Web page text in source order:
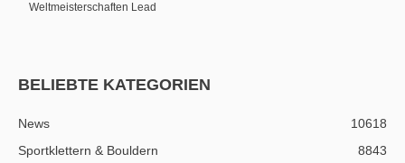
Weltmeisterschaften Lead
BELIEBTE KATEGORIEN
News
10618
Sportklettern & Bouldern
8843